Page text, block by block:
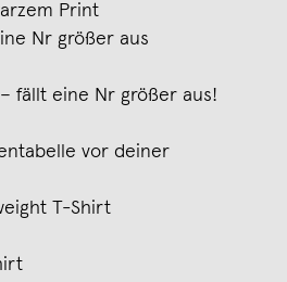
Print
Nr größer aus
fällt eine Nr größer aus!
vor deiner
T-Shirt